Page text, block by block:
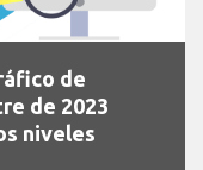
de
de 2023
niveles